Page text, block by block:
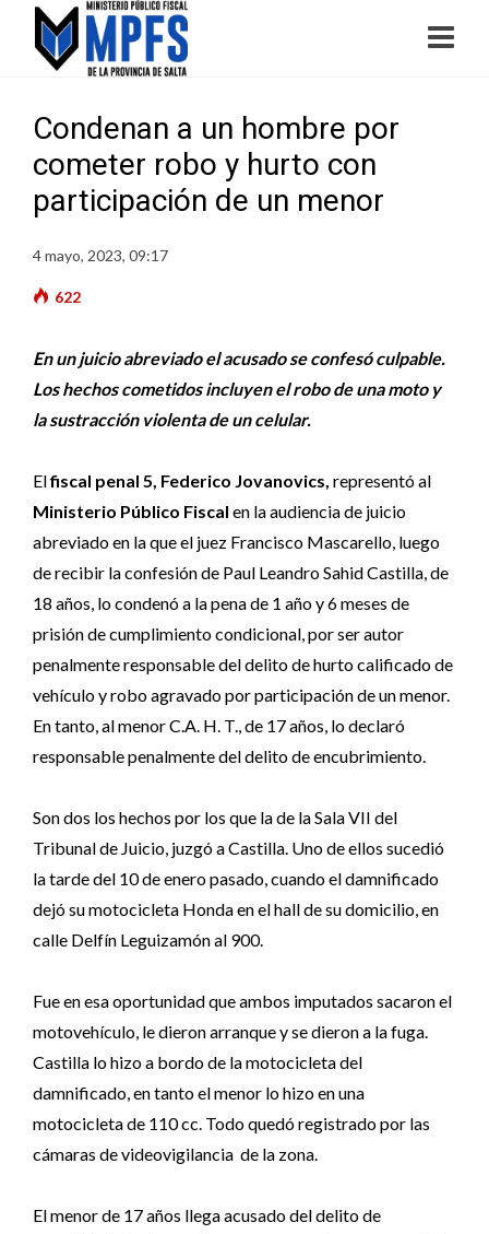
Condenan a un hombre por
cometer robo y hurto con
participación de un menor
4 mayo, 2023, 09:17
622
En un juicio abreviado el acusado se confesó culpable.
Los hechos cometidos incluyen el robo de una moto y
la sustracción violenta de un celular.
Elfiscal penal 5, Federico Jovanovics, representó al
Ministerio Público Fiscal en la audiencia de juicio
abreviado en la que el juez Francisco Mascarello, luego
de recibir la confesión de Paul Leandro Sahid Castilla, de
18 años, lo condenó a la pena de 1 año y 6 meses de
prisión de cumplimiento condicional, por ser autor
penalmente responsable del delito de hurto calificado de
vehículo y robo agravado por participación de un menor.
En tanto, al menor C.A. H. T., de 17 años, lo declaró
responsable penalmente del delito de encubrimiento.
Son dos los hechos por los que la de la Sala VII del
Tribunal de Juicio, juzgó a Castilla. Uno de ellos sucedió
la tarde del 10 de enero pasado, cuando el damnificado
dejó su motocicleta Honda en el hall de su domicilio, en
calle Delfín Leguizamón al 900.
Fue en esa oportunidad que ambos imputados sacaron el
motovehículo, le dieron arranque y se dieron a la fuga.
Castilla lo hizo a bordo de la motocicleta del
damnificado, en tanto el menor lo hizo en una
motocicleta de 110 cc. Todo quedó registrado por las
cámaras de videovigilancia de la zona.
El menor de 17 años llega acusado del delito de